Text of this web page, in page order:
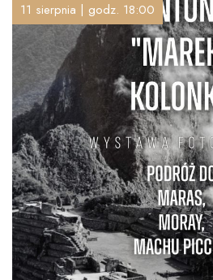
11 sierpnia | godz. 18:00